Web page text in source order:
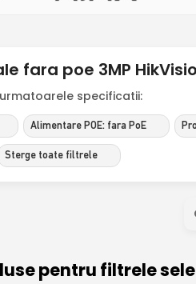
fara poe 3MP
specificatii:
Alimentare POE: fara PoE
Sterge toate filtrele
pentru filtrele